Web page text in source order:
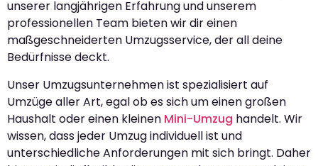
unserer langjährigen Erfahrung und unserem
professionellen Team bieten wir dir einen
maßgeschneiderten Umzugsservice, der all deine
Bedürfnisse deckt.
Unser Umzugsunternehmen ist spezialisiert auf
Umzüge aller Art, egal ob es sich um einen großen
Haushalt oder einen kleinen Mini-Umzug handelt. Wir
wissen, dass jeder Umzug individuell ist und
unterschiedliche Anforderungen mit sich bringt. Daher